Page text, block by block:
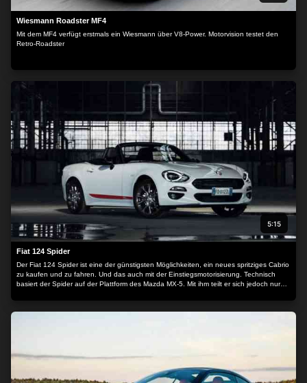
Wiesmann Roadster MF4
Mit dem MF4 verfügt erstmals ein Wiesmann über V8-Power. Motorvision testet den
Retro-Roadster
5:15
Fiat 124 Spider
Der Fiat 124 Spider ist eine der günstigsten Möglichkeiten, ein neues spritziges Cabrio
zu kaufen und zu fahren. Und das auch mit der Einstiegsmotorisierung. Technisch
basiert der Spider auf der Plattform des Mazda MX-5. Mit ihm teilt er sich jedoch nur